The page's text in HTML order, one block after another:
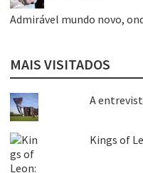
Admirável mundo novo,
MAIS VISITADOS
A
Kings of